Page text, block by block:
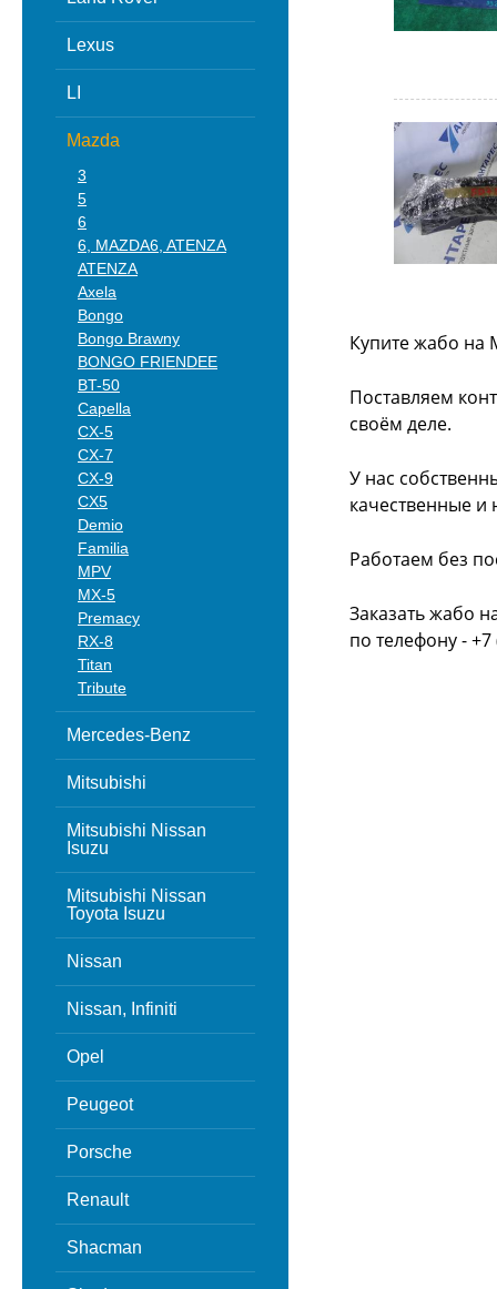
Lexus
LI
Mazda
3
5
6
6, MAZDA6, ATENZA
ATENZA
Axela
Bongo
Bongo Brawny
BONGO FRIENDEE
BT-50
Capella
CX-5
CX-7
CX-9
CX5
Demio
Familia
MPV
MX-5
Premacy
RX-8
Titan
Tribute
Mercedes-Benz
Mitsubishi
Mitsubishi Nissan
Isuzu
Mitsubishi Nissan
Toyota Isuzu
Nissan
Nissan, Infiniti
Opel
Peugeot
Porsche
Renault
Shacman
Купите жабо на
Поставляем
своём деле.
У нас
качественные и
Работаем без
Заказать жабо
по телефону -